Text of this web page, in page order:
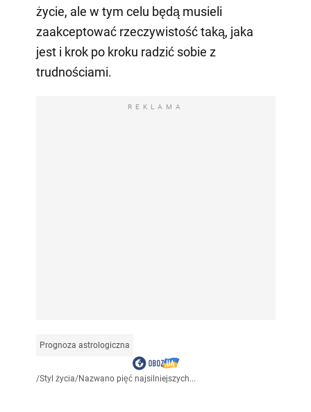
życie, ale w tym celu będą musieli
zaakceptować rzeczywistość taką, jaka
jest i krok po kroku radzić sobie z
trudnościami.
REKLAMA
Prognoza astrologiczna
/Styl życia/Nazwano pięć najsilniejszych...